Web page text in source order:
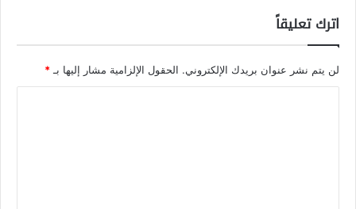
اترك تعليقاً
لن يتم نشر عنوان بريدك الإلكتروني. الحقول الإلزامية مشار إليها بـ *